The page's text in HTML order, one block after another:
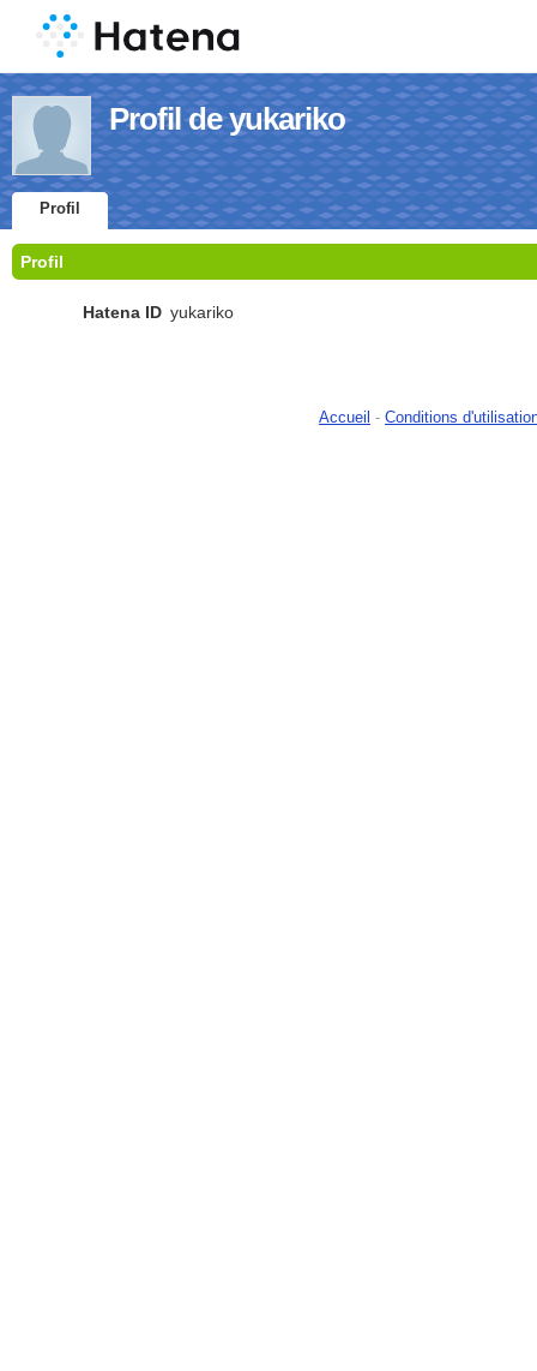
Profil de yukariko
Profil
Profil
Hatena ID yukariko
Accueil - Conditions